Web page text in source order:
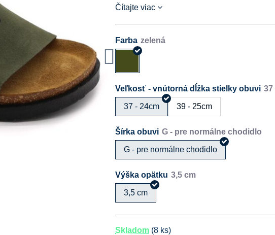
Čítajte viac
Farba
Veľkosť - vnútorná dĺžka stielky obuvi
37 - 24cm 39 - 25cm
Šírka obuvi
G - pre normálne chodidlo
Výška opätku
3,5 cm
Skladom (8 ks)